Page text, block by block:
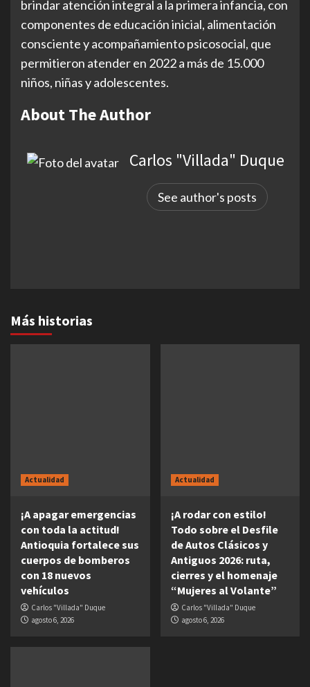
brindar atención integral a la primera infancia, con
componentes de educación inicial, alimentación
consciente y acompañamiento psicosocial, que
permitieron atender en 2022 a más de 15.000
niños, niñas y adolescentes.
About The Author
Carlos "Villada" Duque
See author's posts
Más historias
Actualidad
¡A apagar emergencias
con toda la actitud!
Antioquia fortalece sus
cuerpos de bomberos
con 18 nuevos
vehículos
Carlos "Villada" Duque
agosto 6, 2026
Actualidad
¡A rodar con estilo!
Todo sobre el Desfile
de Autos Clásicos y
Antiguos 2026: ruta,
cierres y el homenaje
“Mujeres al Volante”
Carlos "Villada" Duque
agosto 6, 2026